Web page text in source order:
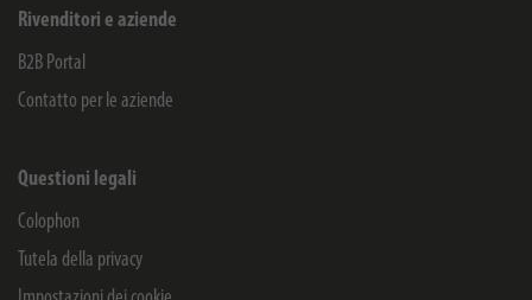
Rivenditori e aziende
B2B Portal
Contatto per le aziende
Questioni legali
Colophon
Tutela della privacy